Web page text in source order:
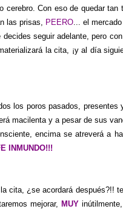
cerebro. Con eso de quedar tan
las prisas, PEERO... el
decides seguir adelante, pero
la cita, ¡y al día
los poros pasados, presentes
macilenta y a pesar de sus
encima se atreverá a
INMUNDO!!!
cita, ¿se acordará después?!!
mejorar, MUY